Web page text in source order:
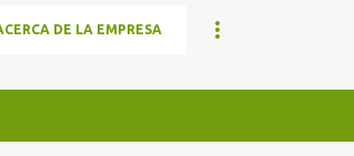
DE LA EMPRESA